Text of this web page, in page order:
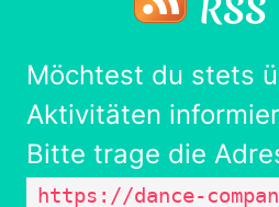
Möchtest du stets
Aktivitäten
Bitte trage die
https://dance-